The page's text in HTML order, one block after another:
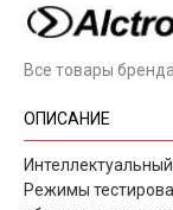
Все товары бренда
ОПИСАНИЕ
Режимы